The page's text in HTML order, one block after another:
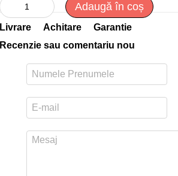
Adaugă în coș
Livrare Achitare
Garantie
Recenzie sau comentariu nou